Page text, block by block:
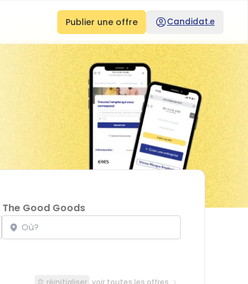
Publier une offre Candidat.e
The Good Goods
Localisation
réinitialiser voir toutes les offres